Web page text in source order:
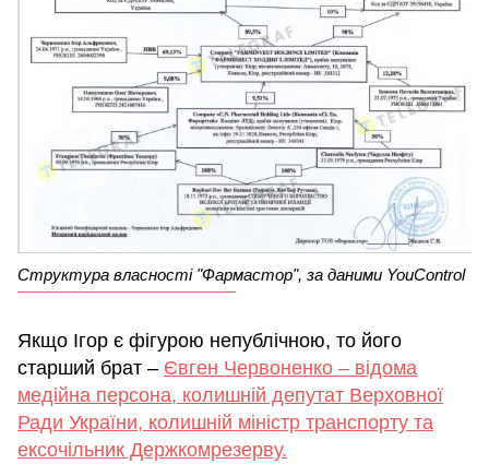
Структура власності "Фармастор", за даними YouControl
Якщо Ігор є фігурою непублічною, то його
старший брат – Євген Червоненко – відома
медійна персона, колишній депутат Верховної
Ради України, колишній міністр транспорту та
ексочільник Держкомрезерву.